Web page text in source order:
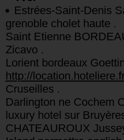
Estrées-Saint-Denis
grenoble cholet haute .
Saint Etienne
Zicavo .
Lorient bordeaux
http://
Cruseilles .
Darlington ne Cochem
luxury hotel sur
CHATEAUROUX